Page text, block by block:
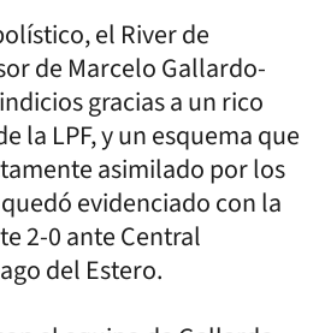
el River de
de Marcelo Gallardo-
gracias a un rico
la LPF, y un esquema que
asimilado por los
evidenciado con la
2-0 ante Central
del Estero.